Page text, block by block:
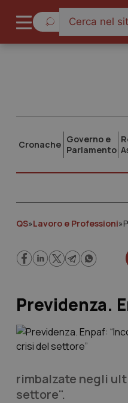
Cronache Governo e
Parlamento
QS»Lavoro e Professioni»
Previdenza.
rimbalzate negli
settore".